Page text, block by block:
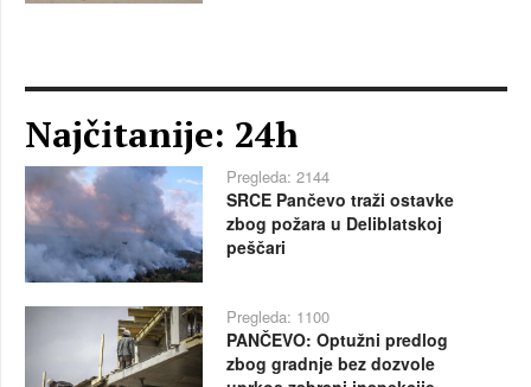
Najčitanije: 24h
Pregleda: 2144
SRCE Pančevo traži ostavke
zbog požara u Deliblatskoj
peščari
Pregleda: 1100
PANČEVO: Optužni predlog
zbog gradnje bez dozvole